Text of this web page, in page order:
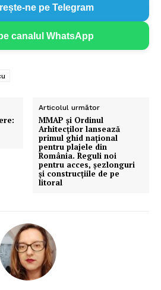
Un proiect
ne pe Telegram
canalul WhatsApp
Articolul următor
MMAP și Ordinul
Arhitecților lansează
primul ghid național
pentru plajele din
România. Reguli noi
pentru acces, șezlonguri
și construcțiile de pe
litoral